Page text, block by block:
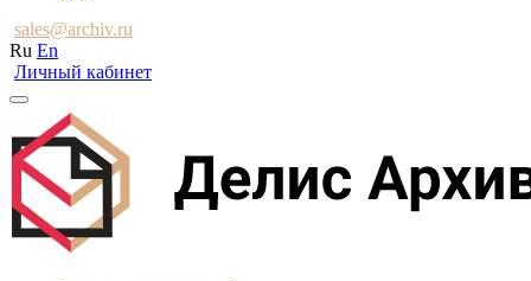
sales@archiv.ru
Ru En
Личный кабинет